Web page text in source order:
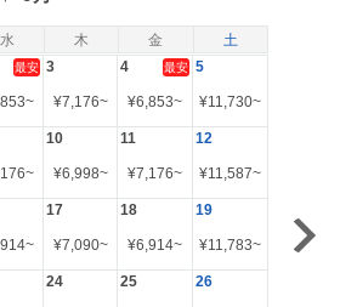
水 木 金 土
最安
~
3
¥7,176~
4 最安
¥6,853~
5
¥11,730~
~
10
¥6,998~
11
¥7,176~
12
¥11,587~
~
17
¥7,090~
18
¥6,914~
19
¥11,783~
24 25 26